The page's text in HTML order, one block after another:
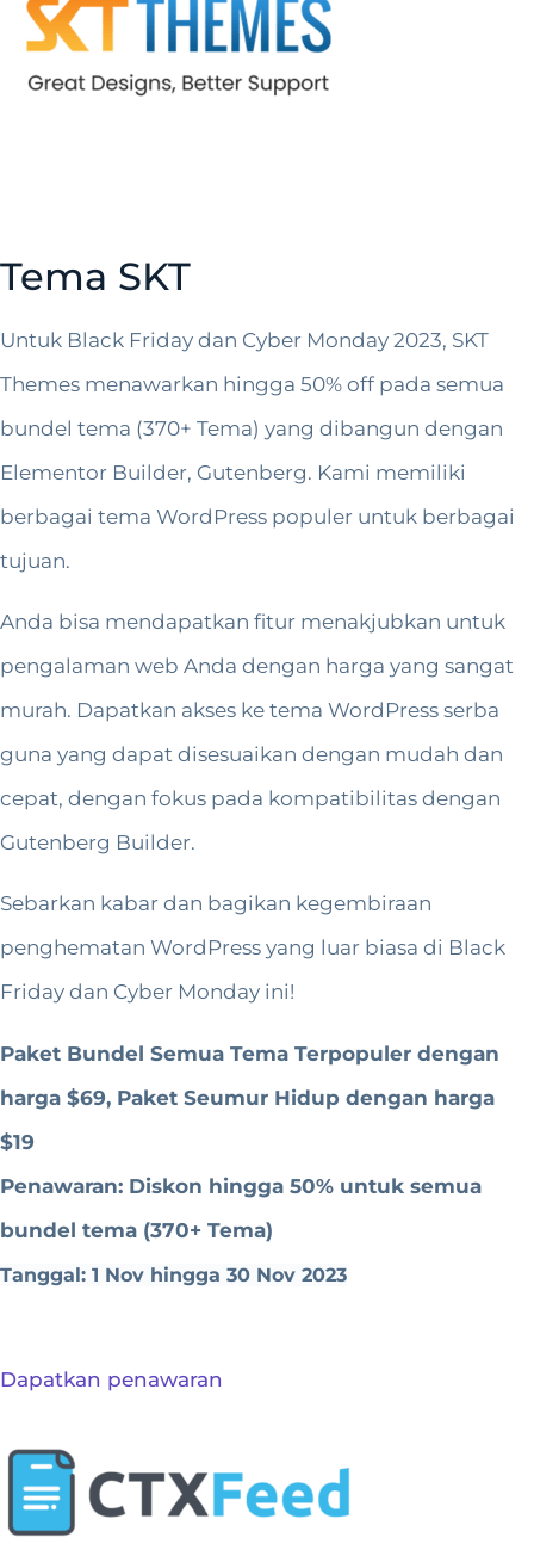
Tema SKT
Untuk Black Friday dan Cyber Monday 2023, SKT
Themes menawarkan hingga 50% off pada semua
bundel tema (370+ Tema) yang dibangun dengan
Elementor Builder, Gutenberg. Kami memiliki
berbagai tema WordPress populer untuk berbagai
tujuan.
Anda bisa mendapatkan fitur menakjubkan untuk
pengalaman web Anda dengan harga yang sangat
murah. Dapatkan akses ke tema WordPress serba
guna yang dapat disesuaikan dengan mudah dan
cepat, dengan fokus pada kompatibilitas dengan
Gutenberg Builder.
Sebarkan kabar dan bagikan kegembiraan
penghematan WordPress yang luar biasa di Black
Friday dan Cyber ​​Monday ini!
Paket Bundel Semua Tema Terpopuler dengan
harga $69, Paket Seumur Hidup dengan harga
$19
Penawaran: Diskon hingga 50% untuk semua
bundel tema (370+ Tema)
Tanggal: 1 Nov hingga 30 Nov 2023
Dapatkan penawaran